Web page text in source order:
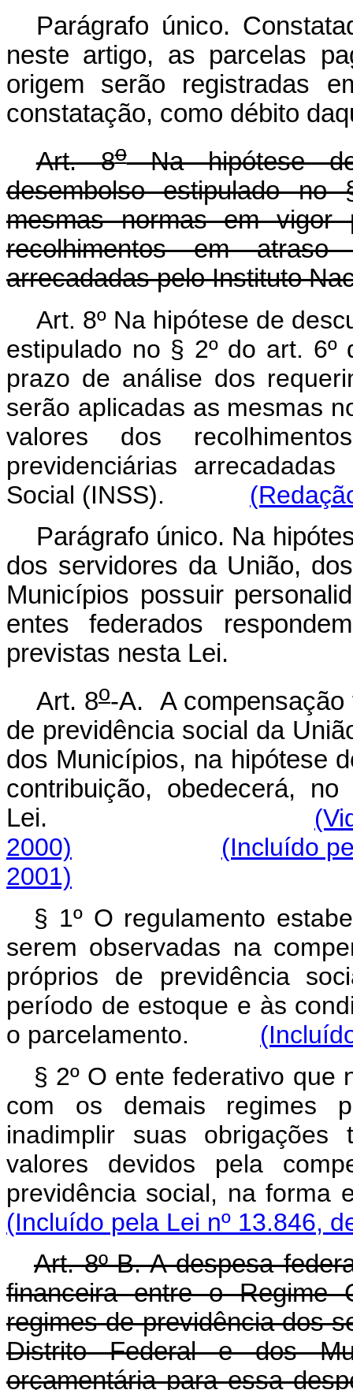
Parágrafo único.
neste artigo, as parcelas
origem serão registradas
constatação, como débito
Art. 8oNa hipótese de
desembolso estipulado
mesmas normas em vigor
recolhimentos em atraso
arrecadadas pelo Instituto
Art. 8º Na hipótese de
estipulado no § 2º do art.
prazo de análise dos
serão aplicadas as mesmas
valores dos
previdenciárias
Social (INSS).
Parágrafo único. Na
dos servidores da União,
Municípios possuir
entes federados
previstas nesta Lei.
Art. 8o-A. A compensação
de previdência social da
dos Municípios, na hipótese
contribuição, obedecerá,
Lei.
2000)
(Incluído
2001)
§ 1º O regulamento
serem observadas na
próprios de previdência
período de estoque e às
o parcelamento.
§ 2º O ente federativo que
com os demais regimes
inadimplir suas
valores devidos pela
previdência social, na
(Incluído pela Lei nº 13.846,
Art. 8º-B. A despesa
financeira entre o Regime
regimes de previdência dos
Distrito Federal e dos
orçamentária para essa